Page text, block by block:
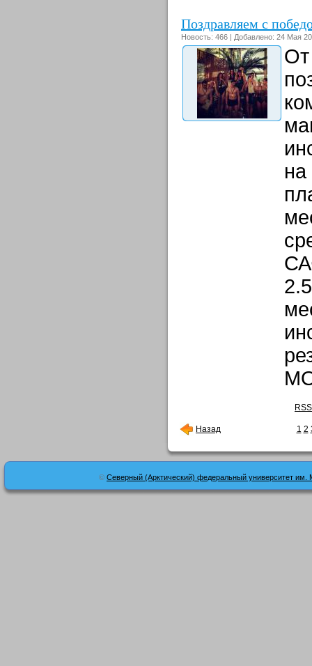
Поздравляем с
Новость: 466 | Добавлено: 24 Мая
на
Назад 1 2
© Северный (Арктический) федеральный университет